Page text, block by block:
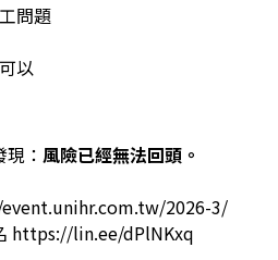
問題
以
： 風險已經無法回頭。
2026-3/
https://lin.ee/dPlNKxq